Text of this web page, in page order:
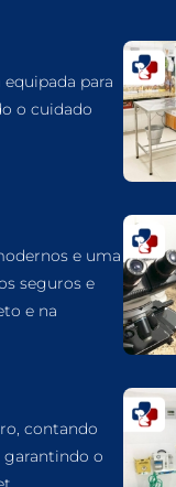
ANIMAIS
para
o cuidado
e uma
seguros e
e na
contando
garantindo o